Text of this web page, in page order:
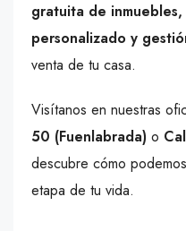
gratuita de
personalizado y
venta de tu casa.
Visítanos en nuestras
50 (Fuenlabrada) o
descubre cómo
etapa de tu vida.